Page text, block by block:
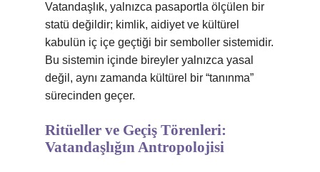
Vatandaşlık, yalnızca pasaportla ölçülen bir
statü değildir; kimlik, aidiyet ve kültürel
kabulün iç içe geçtiği bir semboller sistemidir.
Bu sistemin içinde bireyler yalnızca yasal
değil, aynı zamanda kültürel bir “tanınma”
sürecinden geçer.
Ritüeller ve Geçiş Törenleri:
Vatandaşlığın Antropolojisi